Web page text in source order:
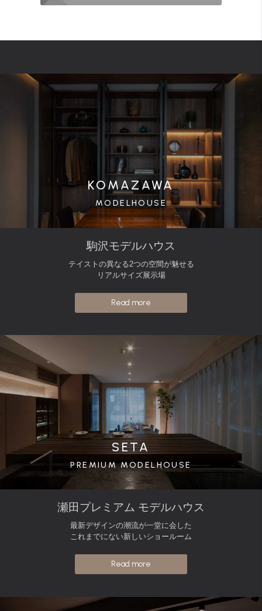
KOMAZAWA
MODELHOUSE
駒沢モデルハウス
テイストの異なる2つの空間が魅せる
リアルサイズ展示場
Read more
SETA
PREMIUM MODELHOUSE
瀬田プレミアム モデルハウス
最新デザインの潮流が一堂に会した
これまでにない新しいショールーム
Read more